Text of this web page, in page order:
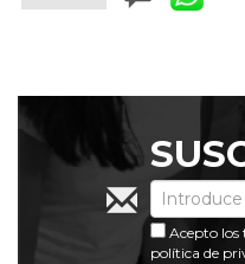
Acepto los
política de